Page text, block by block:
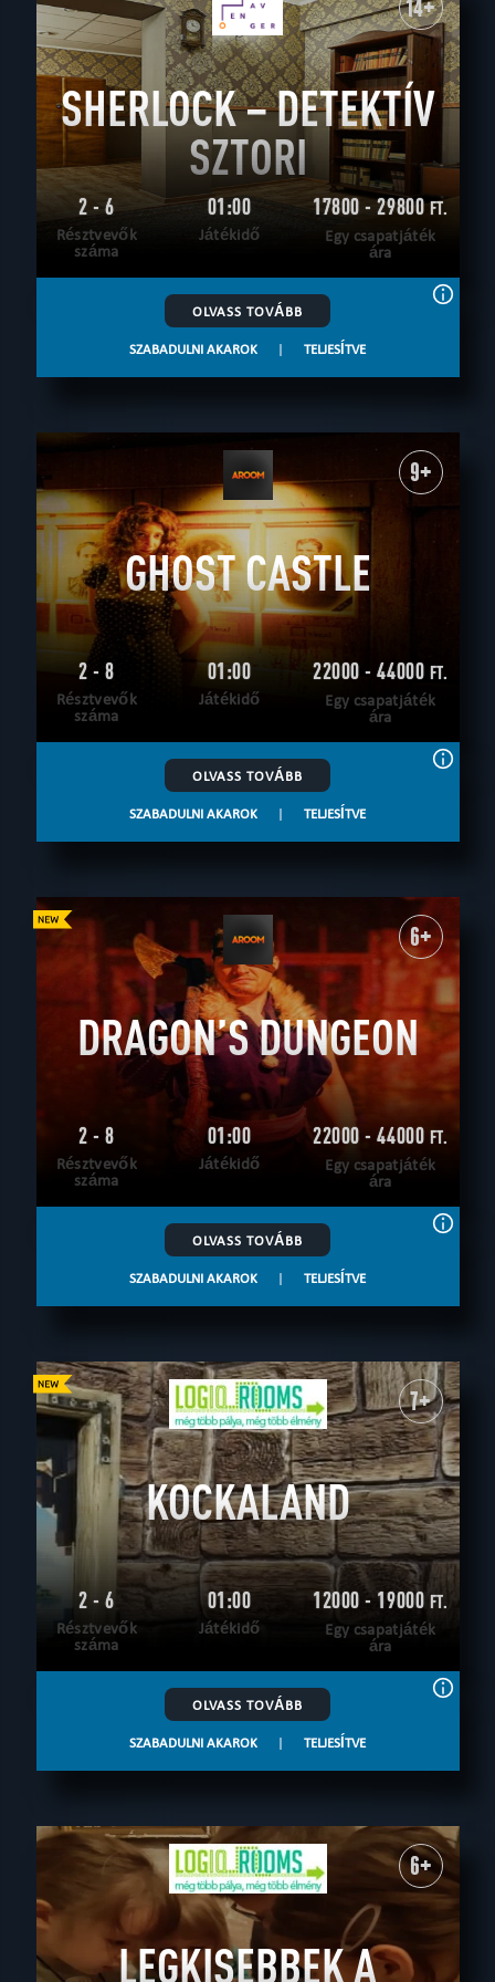
14+
SHERLOCK – DETEKTÍV
SZTORI
2 - 6
Résztvevők
száma
01:00
Játékidő
17800 - 29800FT.
Egy csapatjáték
ára
OLVASS TOVÁBB
SZABADULNI AKAROK | TELJESÍTVE
9+
GHOST CASTLE
2 - 8
Résztvevők
száma
01:00
Játékidő
22000 - 44000 FT.
Egy csapatjáték
ára
OLVASS TOVÁBB
SZABADULNI AKAROK | TELJESÍTVE
6+
DRAGON’S DUNGEON
2 - 8
Résztvevők
száma
01:00
Játékidő
22000 - 44000 FT.
Egy csapatjáték
ára
OLVASS TOVÁBB
SZABADULNI AKAROK | TELJESÍTVE
7+
KOCKALAND
2 - 6
Résztvevők
száma
01:00
Játékidő
12000 - 19000 FT.
Egy csapatjáték
ára
OLVASS TOVÁBB
SZABADULNI AKAROK | TELJESÍTVE
6+
LEGKISEBBEK A